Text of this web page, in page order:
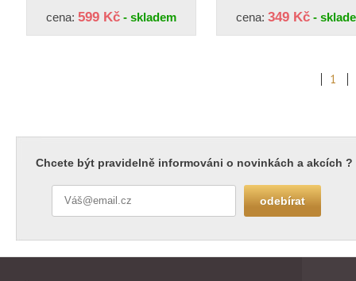
cena: 599 Kč - skladem cena: 349 Kč -
1
Chcete být pravidelně informováni o novinkách a akcích ?